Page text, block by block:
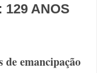
129 ANOS
de emancipação